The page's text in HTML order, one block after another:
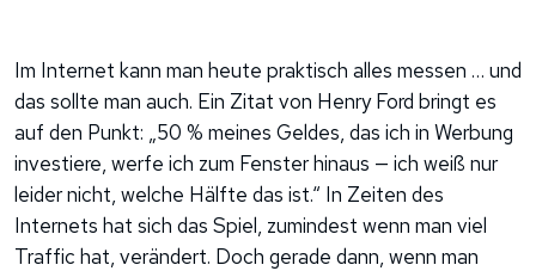
Im Internet kann man heute praktisch alles messen … und
das sollte man auch. Ein Zitat von Henry Ford bringt es
auf den Punkt: „50 % meines Geldes, das ich in Werbung
investiere, werfe ich zum Fenster hinaus — ich weiß nur
leider nicht, welche Hälfte das ist.“ In Zeiten des
Internets hat sich das Spiel, zumindest wenn man viel
Traffic hat, verändert. Doch gerade dann, wenn man